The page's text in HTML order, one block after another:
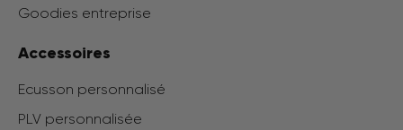
Goodies entreprise
Accessoires
Ecusson personnalisé
PLV personnalisée